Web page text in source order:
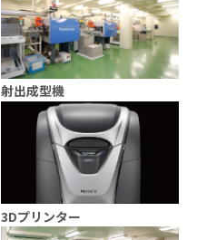
射出成型機
3Dプリンター